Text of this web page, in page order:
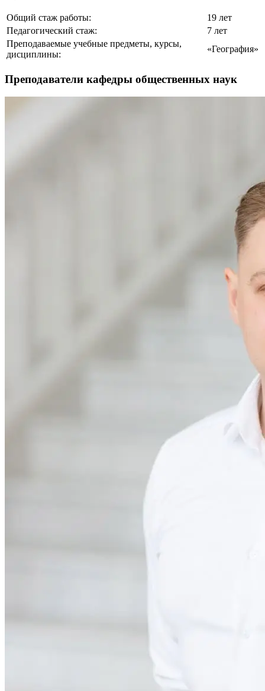
Общий стаж работы:
19 лет
Педагогический стаж:
7 лет
Преподаваемые учебные предметы, курсы,
дисциплины:
«География»
Преподаватели кафедры общественных наук